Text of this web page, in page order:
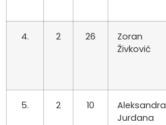
4. 2 26
Zoran
Živković
5. 2 10
Aleksandra
Jurdana